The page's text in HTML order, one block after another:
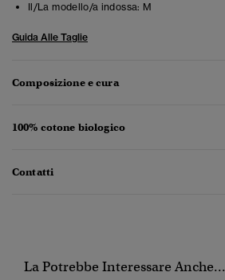
Il/La modello/a indossa: M
Guida Alle Taglie
Composizione e cura
100% cotone biologico
Contatti
La Potrebbe Interessare Anche...